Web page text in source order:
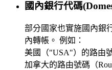
國內銀行代碼
部分國家也實施國內銀
內轉帳。 例如：
美國（"USA"）的路由
加拿大的路由號碼（